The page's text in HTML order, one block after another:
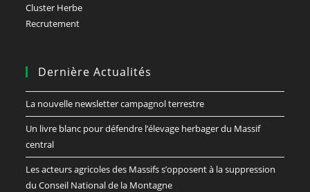
Cluster Herbe
Recrutement
Dernière Actualités
La nouvelle newsletter campagnol terrestre
Un livre blanc pour défendre l’élevage herbager du Massif
central
Les acteurs agricoles des Massifs s’opposent à la suppression
du Conseil National de la Montagne